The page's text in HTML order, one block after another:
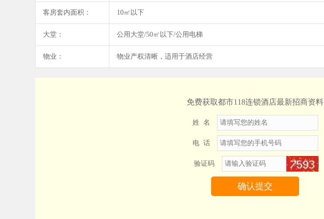
客房套内面积： 10㎡以下
大堂： 公用大堂/50㎡以下/公用电梯
物业： 物业产权清晰，适用于酒店经营
免费获取都市118连锁酒店最新招商资料
姓 名
电 话
验证码